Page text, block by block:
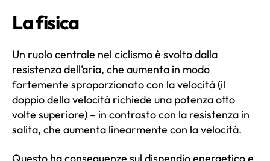
La fisica
Un ruolo centrale nel ciclismo è svolto dalla
resistenza dell’aria, che aumenta in modo
fortemente sproporzionato con la velocità (il
doppio della velocità richiede una potenza otto
volte superiore) – in contrasto con la resistenza in
salita, che aumenta linearmente con la velocità.
Questo ha conseguenze sul dispendio energetico e